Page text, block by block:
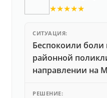
★★★★★
СИТУАЦИЯ:
Беспокоили боли
районной
направлении на
РЕШЕНИЕ: